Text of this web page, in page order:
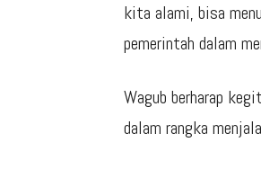
kita alami, bisa
pemerintah dalam
Wagub berharap
dalam rangka